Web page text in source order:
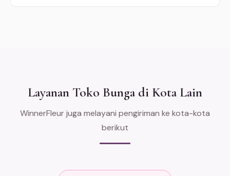
Layanan Toko Bunga di Kota Lain
WinnerFleur juga melayani pengiriman ke kota-kota
berikut